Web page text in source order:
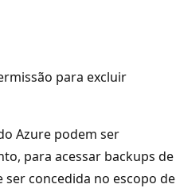
para excluir
Azure podem ser
para acessar backups de
ser concedida no escopo de